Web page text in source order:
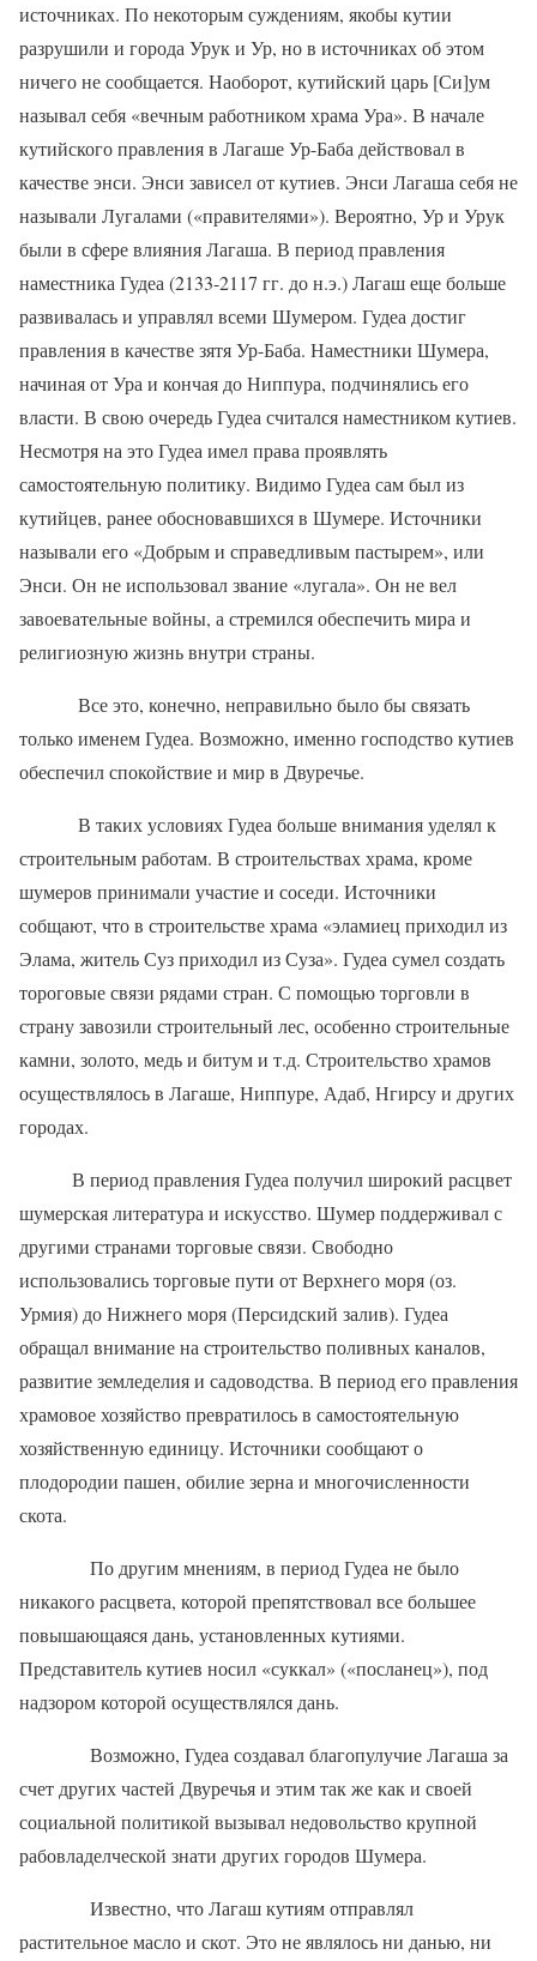
источниках. По некоторым суждениям, якобы кутии
разрушили и города Урук и Ур, но в источниках об этом
ничего не сообщается. Наоборот, кутийский царь [Си]ум
называл себя «вечным работником храма Ура». В начале
кутийского правления в Лагаше Ур-Баба действовал в
качестве энси. Энси зависел от кутиев. Энси Лагаша себя не
называли Лугалами («правителями»). Вероятно, Ур и Урук
были в сфере влияния Лагаша. В период правления
наместника Гудеа (2133-2117 гг. до н.э.) Лагаш еще больше
развивалась и управлял всеми Шумером. Гудеа достиг
правления в качестве зятя Ур-Баба. Наместники Шумера,
начиная от Ура и кончая до Ниппура, подчинялись его
власти. В свою очередь Гудеа считался наместником кутиев.
Несмотря на это Гудеа имел права проявлять
самостоятельную политику. Видимо Гудеа сам был из
кутийцев, ранее обосновавшихся в Шумере. Источники
называли его «Добрым и справедливым пастырем», или
Энси. Он не использовал звание «лугала». Он не вел
завоевательные войны, а стремился обеспечить мира и
религиозную жизнь внутри страны.
Все это, конечно, неправильно было бы связать
только именем Гудеа. Возможно, именно господство кутиев
обеспечил спокойствие и мир в Двуречье.
В таких условиях Гудеа больше внимания уделял к
строительным работам. В строительствах храма, кроме
шумеров принимали участие и соседи. Источники
собщают, что в строительстве храма «эламиец приходил из
Элама, житель Суз приходил из Суза». Гудеа сумел создать
тороговые связи рядами стран. С помощью торговли в
страну завозили строительный лес, особенно строительные
камни, золото, медь и битум и т.д. Строительство храмов
осуществлялось в Лагаше, Ниппуре, Адаб, Нгирсу и других
городах.
В период правления Гудеа получил широкий расцвет
шумерская литература и искусство. Шумер поддерживал с
другими странами торговые связи. Свободно
использовались торговые пути от Верхнего моря (оз.
Урмия) до Нижнего моря (Персидский залив). Гудеа
обращал внимание на строительство поливных каналов,
развитие земледелия и садоводства. В период его правления
храмовое хозяйство превратилось в самостоятельную
хозяйственную единицу. Источники сообщают о
плодородии пашен, обилие зерна и многочисленности
скота.
По другим мнениям, в период Гудеа не было
никакого расцвета, которой препятствовал все большее
повышающаяся дань, установленных кутиями.
Представитель кутиев носил «суккал» («посланец»), под
надзором которой осуществлялся дань.
Возможно, Гудеа создавал благопулучие Лагаша за
счет других частей Двуречья и этим так же как и своей
социальной политикой вызывал недовольство крупной
рабовладелческой знати других городов Шумера.
Известно, что Лагаш кутиям отправлял
растительное масло и скот. Это не являлось ни данью, ни